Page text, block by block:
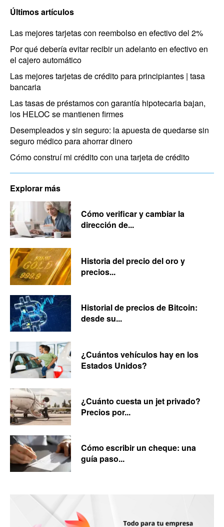
Últimos artículos
Las mejores tarjetas con reembolso en efectivo del 2%
Por qué debería evitar recibir un adelanto en efectivo en
el cajero automático
Las mejores tarjetas de crédito para principiantes | tasa
bancaria
Las tasas de préstamos con garantía hipotecaria bajan,
los HELOC se mantienen firmes
Desempleados y sin seguro: la apuesta de quedarse sin
seguro médico para ahorrar dinero
Cómo construí mi crédito con una tarjeta de crédito
Explorar más
Cómo verificar y cambiar la
dirección de...
Historia del precio del oro y
precios...
Historial de precios de Bitcoin:
desde su...
¿Cuántos vehículos hay en los
Estados Unidos?
¿Cuánto cuesta un jet privado?
Precios por...
Cómo escribir un cheque: una
guía paso...